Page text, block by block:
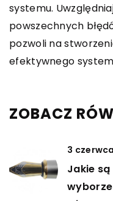
systemu.
powszechnych
pozwoli na
efektywnego
ZOBACZ
3
Jakie